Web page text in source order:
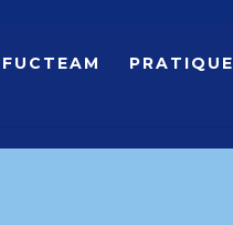
FUCTEAM PRATIQUE